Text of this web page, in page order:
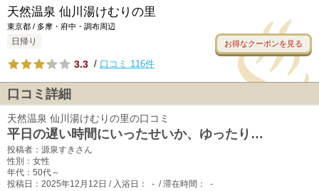
天然温泉 仙川湯けむりの里
東京都 / 多摩・府中・調布周辺
日帰り お得なクーポンを見る
3.3 / 口コミ 116件
口コミ詳細
天然温泉 仙川湯けむりの里の口コミ
平日の遅い時間にいったせいか、ゆったり…
投稿者：源泉すきさん
性別：女性
年代：50代～
投稿日：2025年12月12日 / 入浴日： - / 滞在時間： -